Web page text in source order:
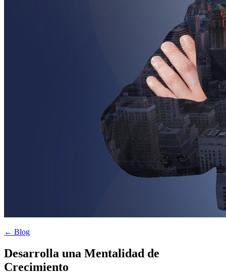
← Blog
Desarrolla una Mentalidad de
Crecimiento